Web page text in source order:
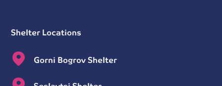
Shelter Locations
Gorni Bogrov Shelter